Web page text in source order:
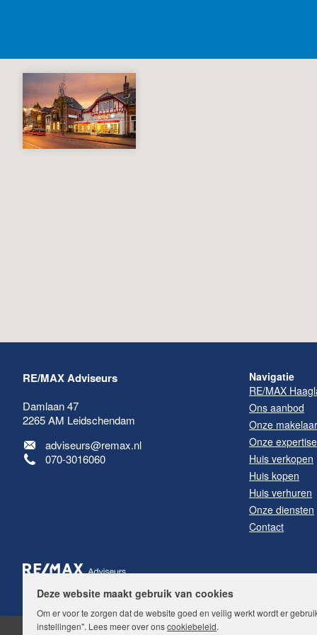
RE/MAX Adviseurs
Damlaan 47
2265 AM Leidschendam
adviseurs@remax.nl
070-3016060
Navigatie
RE/MAX
Ons aanbod
Onze
Onze
Huis verkopen
Huis kopen
Huis verhuren
Onze diensten
Contact
Deze website maakt gebruik van cookies
Om er voor te zorgen dat de website goed en veilig werkt wordt er
instellingen". Lees meer over onscookiebeleid.